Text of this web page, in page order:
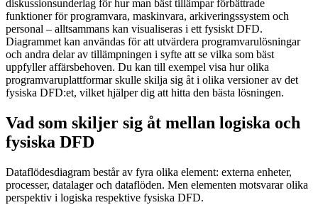
diskussionsunderlag för hur man bäst tillämpar förbättrade
funktioner för programvara, maskinvara, arkiveringssystem och
personal – alltsammans kan visualiseras i ett fysiskt DFD.
Diagrammet kan användas för att utvärdera programvarulösningar
och andra delar av tillämpningen i syfte att se vilka som bäst
uppfyller affärsbehoven. Du kan till exempel visa hur olika
programvaruplattformar skulle skilja sig åt i olika versioner av det
fysiska DFD:et, vilket hjälper dig att hitta den bästa lösningen.
Vad som skiljer sig åt mellan logiska och
fysiska DFD
Dataflödesdiagram består av fyra olika element: externa enheter,
processer, datalager och dataflöden. Men elementen motsvarar olika
perspektiv i logiska respektive fysiska DFD.